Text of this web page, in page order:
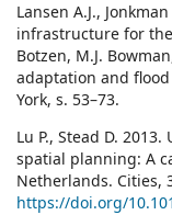
Lansen A.J.,
infrastructure for the
Botzen, M.J.
adaptation and
York, s. 53–73.
Lu P., Stead D.
spatial planning: A
Netherlands. Cities,
https://doi.org/